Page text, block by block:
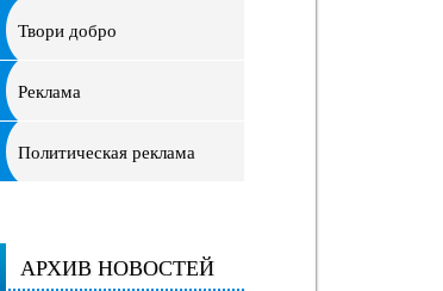
Твори добро
Реклама
Политическая реклама
АРХИВ НОВОСТЕЙ